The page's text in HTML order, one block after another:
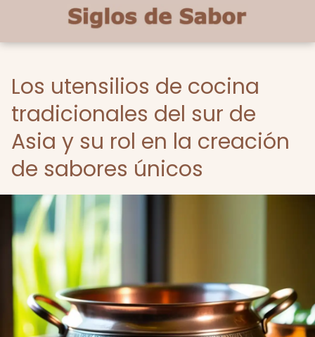
Los utensilios de cocina
tradicionales del sur de
Asia y su rol en la creación
de sabores únicos